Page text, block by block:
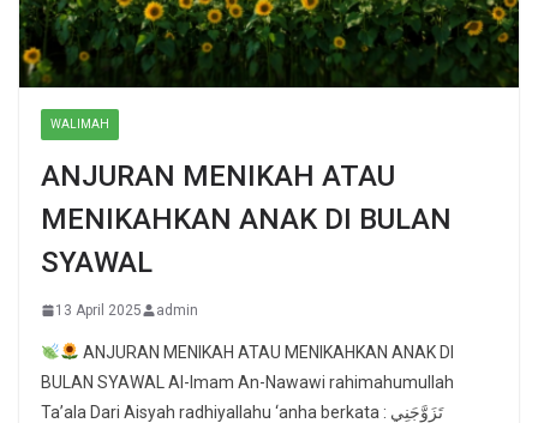
WALIMAH
ANJURAN MENIKAH ATAU
MENIKAHKAN ANAK DI BULAN
SYAWAL
13 April 2025 admin
ANJURAN MENIKAH ATAU MENIKAHKAN ANAK DI
BULAN SYAWAL Al-Imam An-Nawawi rahimahumullah
Ta’ala Dari Aisyah radhiyallahu ‘anha berkata : تَزَوَّجَنِي